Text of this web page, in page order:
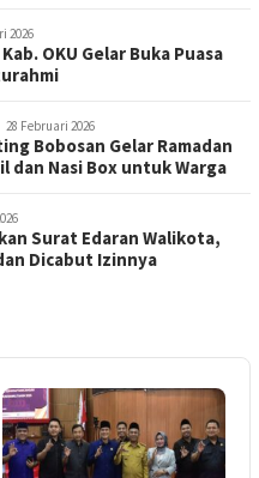
2026
OKU Gelar Buka Puasa
28 Februari 2026
Bobosan Gelar Ramadan
dan Nasi Box untuk Warga
Surat Edaran Walikota,
Dicabut Izinnya